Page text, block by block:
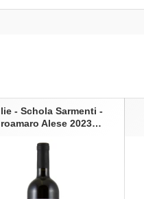
- Schola Sarmenti -
Alese 2023…